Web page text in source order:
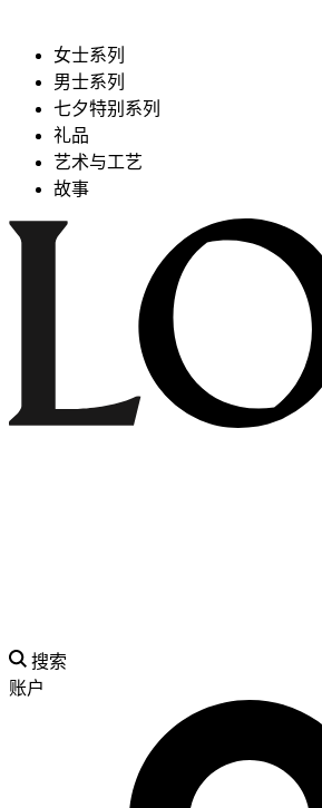
女士系列
男士系列
七夕特别系列
礼品
艺术与工艺
故事
搜索
账户